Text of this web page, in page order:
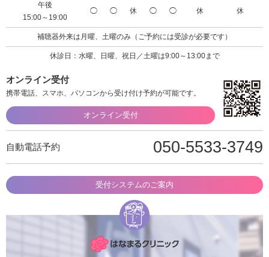
午後
15:00～19:00
◯ ◯ 休 ◯ ◯ 休 休
補聴器外来は月曜、土曜のみ（ご予約には受診が必要です）
休診日：水曜、日曜、祝日／土曜は9:00～13:00まで
オンライン受付
携帯電話、スマホ、パソコンから受け付け予約が可能です。
オンライン受付
自動電話予約 050-5533-3749
受付システムのご案内